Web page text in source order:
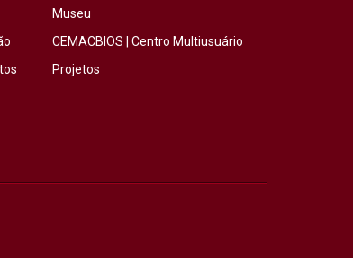
Museu
CEMACBIOS | Centro Multiusuário
Projetos